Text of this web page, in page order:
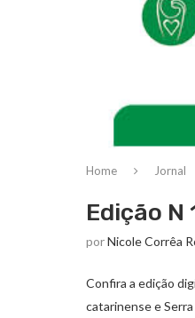
Home Jornal
Edição
porNicole Corrêa
Confira a edição
catarinense e